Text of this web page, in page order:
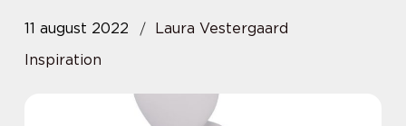
11 august 2022
Laura Vestergaard
Inspiration